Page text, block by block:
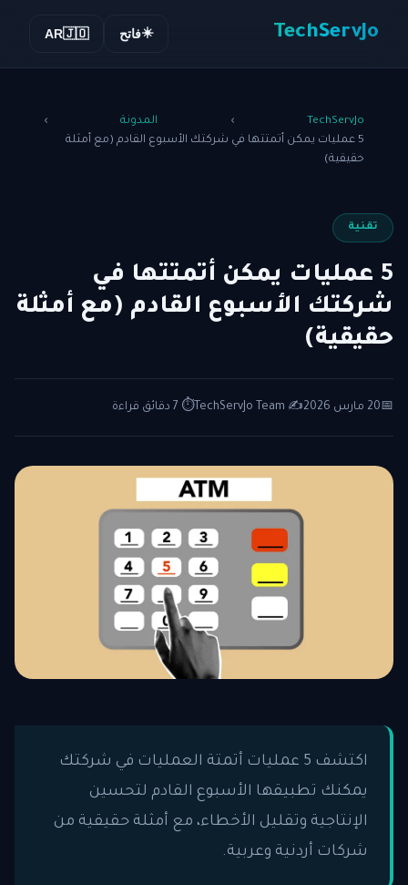
TechServJo
☀️فاتح 🇯🇴
AR
TechServJo
› المدونة
›
5 عمليات يمكن أتمتتها في شركتك الأسبوع القادم (مع أمثلة
حقيقية)
تقنية
5 عمليات يمكن أتمتتها في
شركتك الأسبوع القادم (مع أمثلة
حقيقية)
📅20 مارس 2026 ✍️ TechServJo Team ⏱ 7 دقائق قراءة
اكتشف 5 عمليات أتمتة العمليات في شركتك
يمكنك تطبيقها الأسبوع القادم لتحسين
الإنتاجية وتقليل الأخطاء، مع أمثلة حقيقية من
شركات أردنية وعربية.